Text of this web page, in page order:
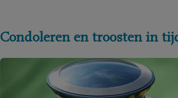
Condoleren en troosten in